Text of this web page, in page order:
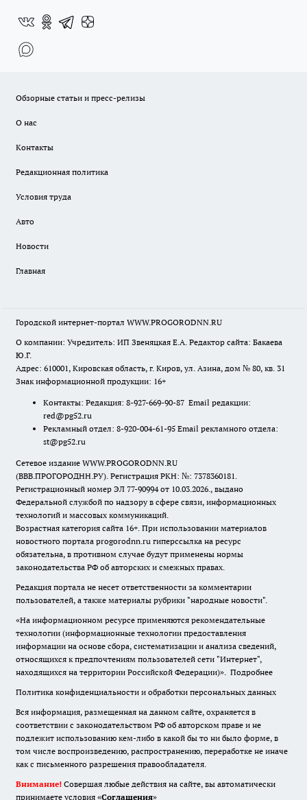
Обзорные статьи и пресс-релизы
О нас
Контакты
Редакционная политика
Условия труда
Авто
Новости
Главная
Городской интернет-портал WWW.PROGORODNN.RU
О компании: Учредитель: ИП Звеняцкая Е.А. Редактор сайта: Бакаева
Ю.Г.
Адрес: 610001, Кировская область, г. Киров, ул. Азина, дом № 80, кв. 31
Знак информационной продукции: 16+
Контакты: Редакция: 8-927-669-90-87 Email редакции:
red@pg52.ru
Рекламный отдел: 8-920-004-61-95 Email рекламного отдела:
st@pg52.ru
Сетевое издание WWW.PROGORODNN.RU
(ВВВ.ПРОГОРОДНН.РУ). Регистрация РКН: №: 7378360181.
Регистрационный номер ЭЛ 77-90994 от 10.03.2026., выдано
Федеральной службой по надзору в сфере связи, информационных
технологий и массовых коммуникаций.
Возрастная категория сайта 16+. При использовании материалов
новостного портала progorodnn.ru гиперссылка на ресурс
обязательна, в противном случае будут применены нормы
законодательства РФ об авторских и смежных правах.
Редакция портала не несет ответственности за комментарии
пользователей, а также материалы рубрики "народные новости".
«На информационном ресурсе применяются рекомендательные
технологии (информационные технологии предоставления
информации на основе сбора, систематизации и анализа сведений,
относящихся к предпочтениям пользователей сети "Интернет",
находящихся на территории Российской Федерации)». Подробнее
Политика конфиденциальности и обработки персональных данных
Вся информация, размещенная на данном сайте, охраняется в
соответствии с законодательством РФ об авторском праве и не
подлежит использованию кем-либо в какой бы то ни было форме, в
том числе воспроизведению, распространению, переработке не иначе
как с письменного разрешения правообладателя.
Внимание! Совершая любые действия на сайте, вы автоматически
принимаете условия «Cоглашения»